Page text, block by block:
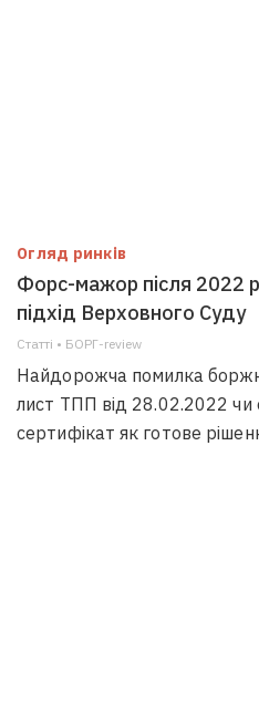
Огляд ринків
Форс-мажор після 2022
підхід Верховного Суду
Статті • БОРГ-review
Найдорожча помилка
лист ТПП від 28.02.2022 чи
сертифікат як готове